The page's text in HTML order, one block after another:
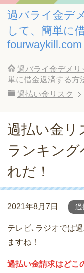
過バライ金デ
して、簡単に
fourwaykill.com
過バライ金デメ
単に借金返済する方
過払い金リスク
過払い金リ
ランキング
れだ！
2021年8月7日 過
テレビ､ラジオでは
ますね！
過払い金請求はどこ